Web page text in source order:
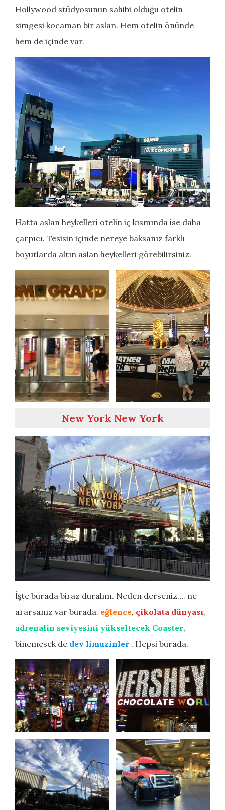
Hollywood stüdyosunun sahibi olduğu otelin
simgesi kocaman bir aslan. Hem otelin önünde
hem de içinde var.
Hatta aslan heykelleri otelin iç kısmında ise daha
çarpıcı. Tesisin içinde nereye baksanız farklı
boyutlarda altın aslan heykelleri görebilirsiniz.
New York New York
İşte burada biraz duralım. Neden derseniz…. ne
ararsanız var burada. eğlence, çikolata dünyası,
adrenalin seviyesini yükseltecek Coaster,
binemesek de dev limuzinler . Hepsi burada.